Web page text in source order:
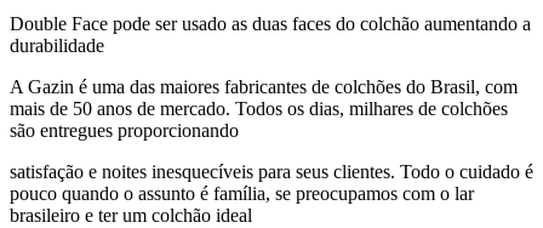
Double Face pode ser usado as duas faces do colchão aumentando a
durabilidade
A Gazin é uma das maiores fabricantes de colchões do Brasil, com
mais de 50 anos de mercado. Todos os dias, milhares de colchões
são entregues proporcionando
satisfação e noites inesquecíveis para seus clientes. Todo o cuidado é
pouco quando o assunto é família, se preocupamos com o lar
brasileiro e ter um colchão ideal